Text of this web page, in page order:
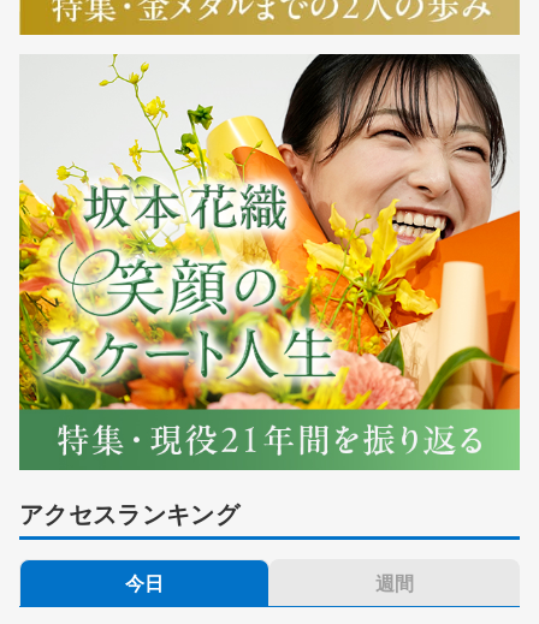
アクセスランキング
今日 週間